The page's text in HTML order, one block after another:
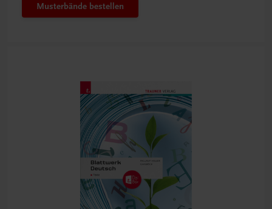
Musterbände bestellen